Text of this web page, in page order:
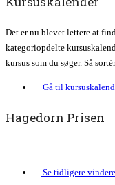
Det er nu blevet lettere at
kategoriopdelte
kursus som du søger. Så
Gå til
Hagedorn Prisen
Se tidligere vindere